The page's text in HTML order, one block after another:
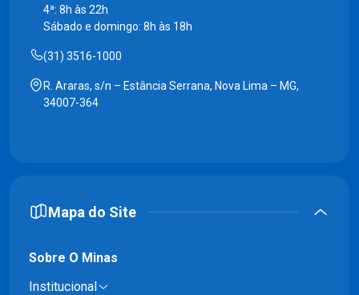
4ª: 8h às 22h
Sábado e domingo: 8h às 18h
(31) 3516-1000
R. Araras, s/n – Estância Serrana, Nova Lima – MG,
34007-364
Mapa do Site
Sobre O Minas
Institucional